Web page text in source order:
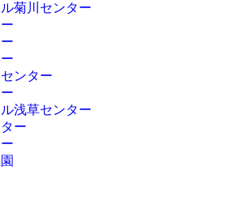
菊川センター
ンター
浅草センター
ー